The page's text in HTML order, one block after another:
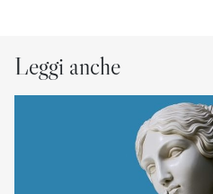
Leggi anche